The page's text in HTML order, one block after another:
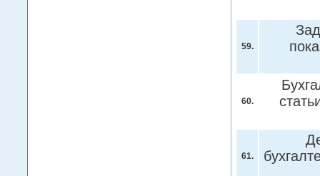
59.
60.
61.